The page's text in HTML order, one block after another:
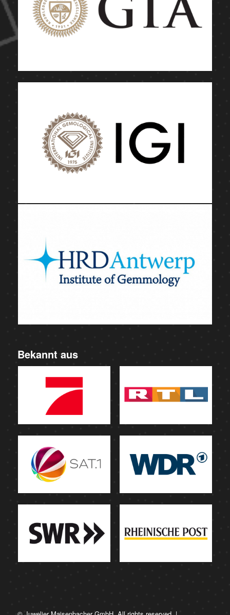
Bekannt aus